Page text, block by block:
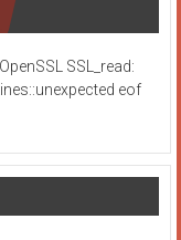
SSL_read:
eof